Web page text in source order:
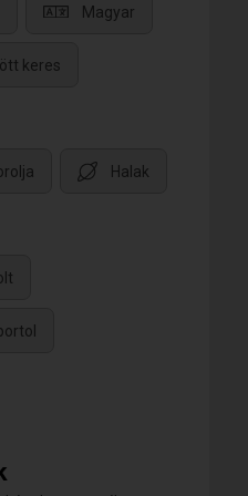
Magyar
keres
Halak